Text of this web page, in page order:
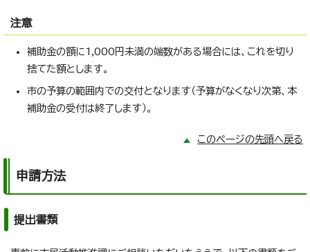
注意
補助金の額に1,000円未満の端数がある場合には、これを切り
捨てた額とします。
市の予算の範囲内での交付となります（予算がなくなり次第、本
補助金の受付は終了します）。
このページの先頭へ戻る
申請方法
提出書類